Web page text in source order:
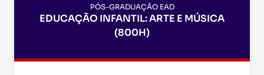
PÓS-GRADUAÇÃO EAD
EDUCAÇÃO INFANTIL: ARTE E MÚSICA
(800H)